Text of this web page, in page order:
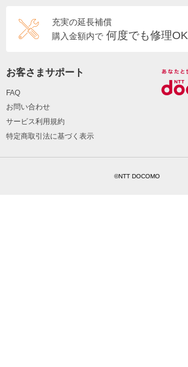
充実の延長補償
購入金額内で 何度でも修理OK
お客さまサポート
FAQ
お問い合わせ
サービス利用規約
特定商取引法に基づく表示
©NTT DOCOMO